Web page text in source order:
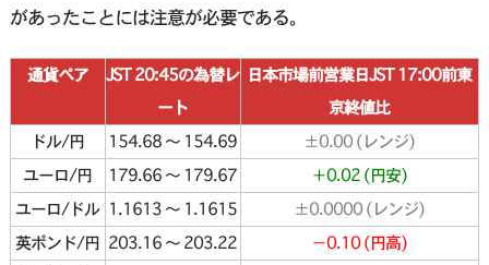
があったことには注意が必要である。
通貨ペア
JST 20:45の為替レ
ート
日本市場前営業日JST 17:00前東
京終値比
ドル/円
154.68 〜 154.69
±0.00 (レンジ)
ユーロ/円
179.66 〜 179.67
＋0.02 (円安)
ユーロ/ドル 1.1613 〜 1.1615
±0.0000 (レンジ)
英ポンド/円 203.16 〜 203.22
−0.10 (円高)